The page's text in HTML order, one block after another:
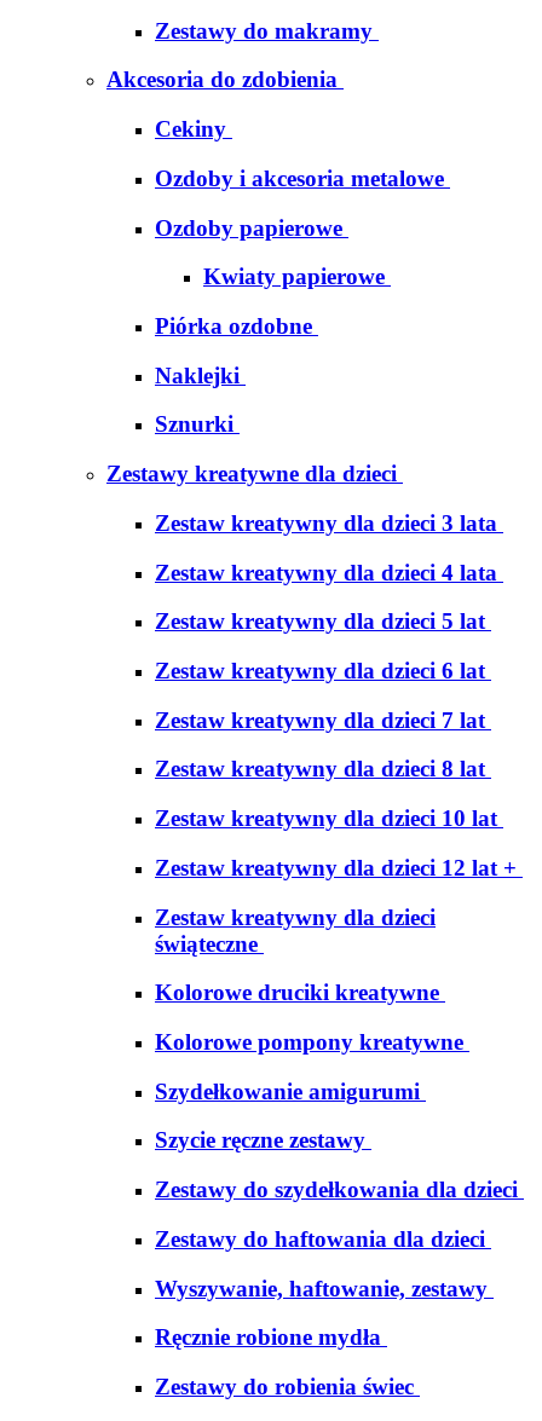
Zestawy do makramy
Akcesoria do zdobienia
Cekiny
Ozdoby i akcesoria metalowe
Ozdoby papierowe
Kwiaty papierowe
Piórka ozdobne
Naklejki
Sznurki
Zestawy kreatywne dla dzieci
Zestaw kreatywny dla dzieci 3 lata
Zestaw kreatywny dla dzieci 4 lata
Zestaw kreatywny dla dzieci 5 lat
Zestaw kreatywny dla dzieci 6 lat
Zestaw kreatywny dla dzieci 7 lat
Zestaw kreatywny dla dzieci 8 lat
Zestaw kreatywny dla dzieci 10 lat
Zestaw kreatywny dla dzieci 12 lat +
Zestaw kreatywny dla dzieci
świąteczne
Kolorowe druciki kreatywne
Kolorowe pompony kreatywne
Szydełkowanie amigurumi
Szycie ręczne zestawy
Zestawy do szydełkowania dla dzieci
Zestawy do haftowania dla dzieci
Wyszywanie, haftowanie, zestawy
Ręcznie robione mydła
Zestawy do robienia świec